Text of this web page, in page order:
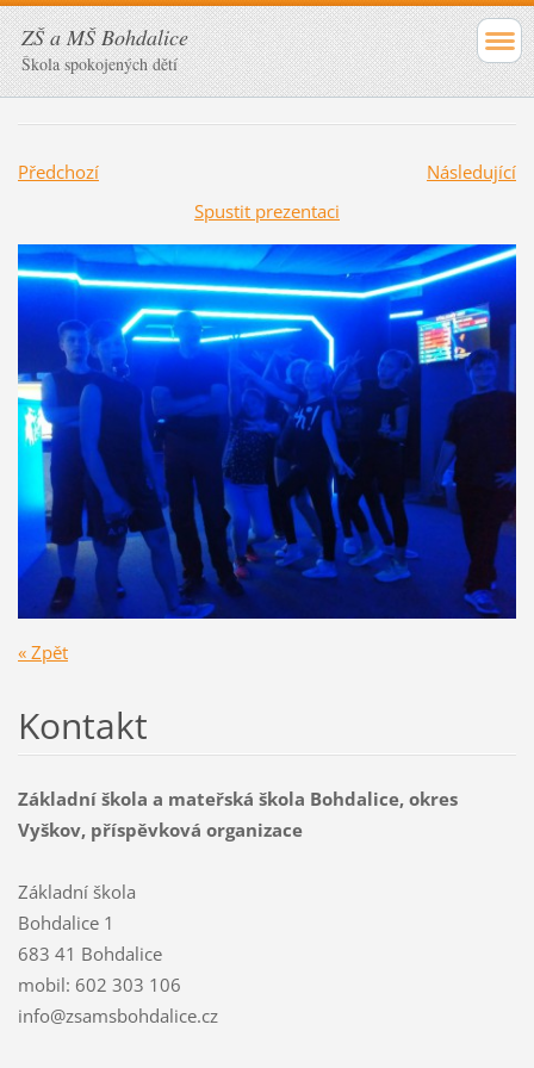
ZŠ a MŠ Bohdalice
Škola spokojených dětí
Předchozí
Následující
Spustit prezentaci
« Zpět
Kontakt
Základní škola a mateřská škola Bohdalice, okres
Vyškov, příspěvková organizace
Základní škola
Bohdalice 1
683 41 Bohdalice
mobil: 602 303 106
info@zsamsbohdalice.cz